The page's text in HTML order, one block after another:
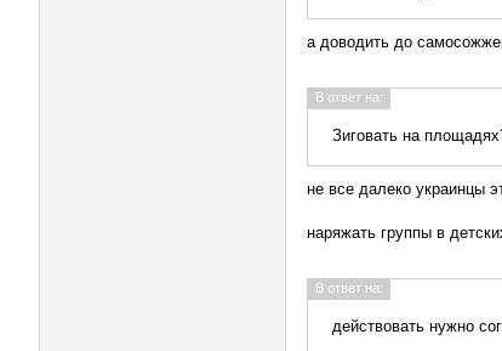
а доводить до
В ответ на:
Зиговать на
не все далеко украинцы
наряжать группы в
В ответ на:
действовать нужно